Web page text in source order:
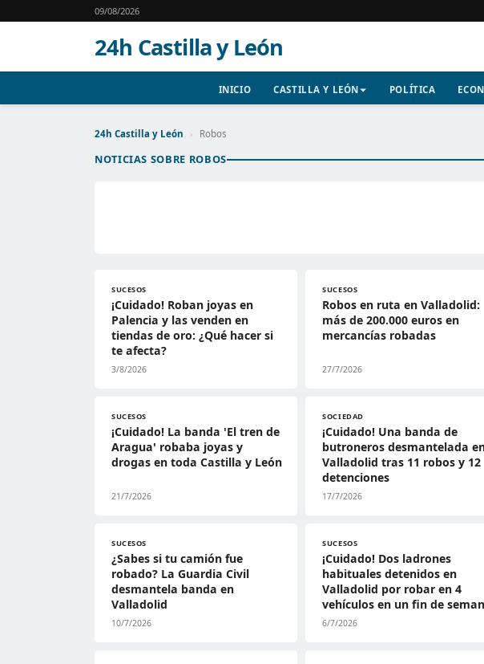
09/08/2026
24h Castilla y León
INICIO CASTILLA Y LEÓN POLÍTICA
24h Castilla y León › Robos
NOTICIAS SOBRE ROBOS
SUCESOS
¡Cuidado! Roban joyas en
Palencia y las venden en
tiendas de oro: ¿Qué hacer si
te afecta?
3/8/2026
SUCESOS
Robos en ruta en Valladolid:
más de 200.000 euros en
mercancías robadas
27/7/2026
SUCESOS
¡Cuidado! La banda 'El tren de
Aragua' robaba joyas y
drogas en toda Castilla y León
21/7/2026
SOCIEDAD
¡Cuidado! Una banda de
butroneros desmantelada
Valladolid tras 11 robos y 12
detenciones
17/7/2026
SUCESOS
¿Sabes si tu camión fue
robado? La Guardia Civil
desmantela banda en
Valladolid
10/7/2026
SUCESOS
¡Cuidado! Dos ladrones
habituales detenidos en
Valladolid por robar en 4
vehículos en un fin de
6/7/2026